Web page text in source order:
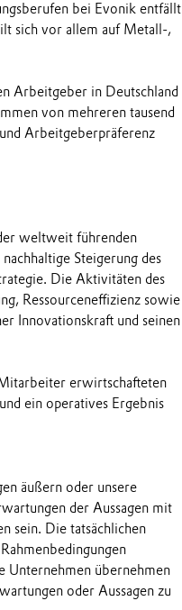
bei Evonik entfällt
sich vor allem auf Metall-,
Arbeitgeber in Deutschland
von mehreren tausend
Arbeitgeberpräferenz
weltweit führenden
Steigerung des
Die Aktivitäten des
Ressourceneffizienz sowie
Innovationskraft und seinen
erwirtschafteten
ein operatives Ergebnis
äußern oder unsere
der Aussagen mit
sein. Die tatsächlichen
Unternehmen übernehmen
oder Aussagen zu